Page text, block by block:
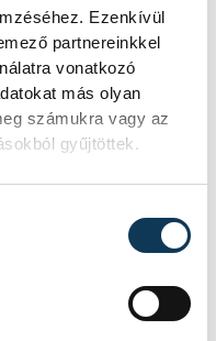
Ezenkívül
partnereinkkel
vonatkozó
más olyan
számukra vagy az
gyűjtöttek.
meg a szépítő
percben pedig
ehhez.